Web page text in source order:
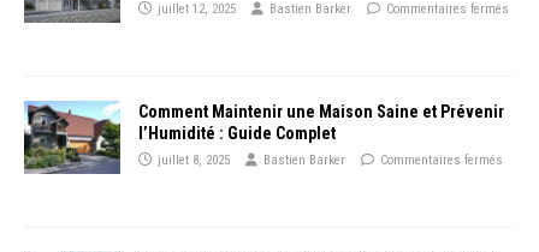
juillet 12, 2025 Bastien Barker Commentaires fermés
Comment Maintenir une Maison Saine et Prévenir
l’Humidité : Guide Complet
juillet 8, 2025 Bastien Barker Commentaires fermés